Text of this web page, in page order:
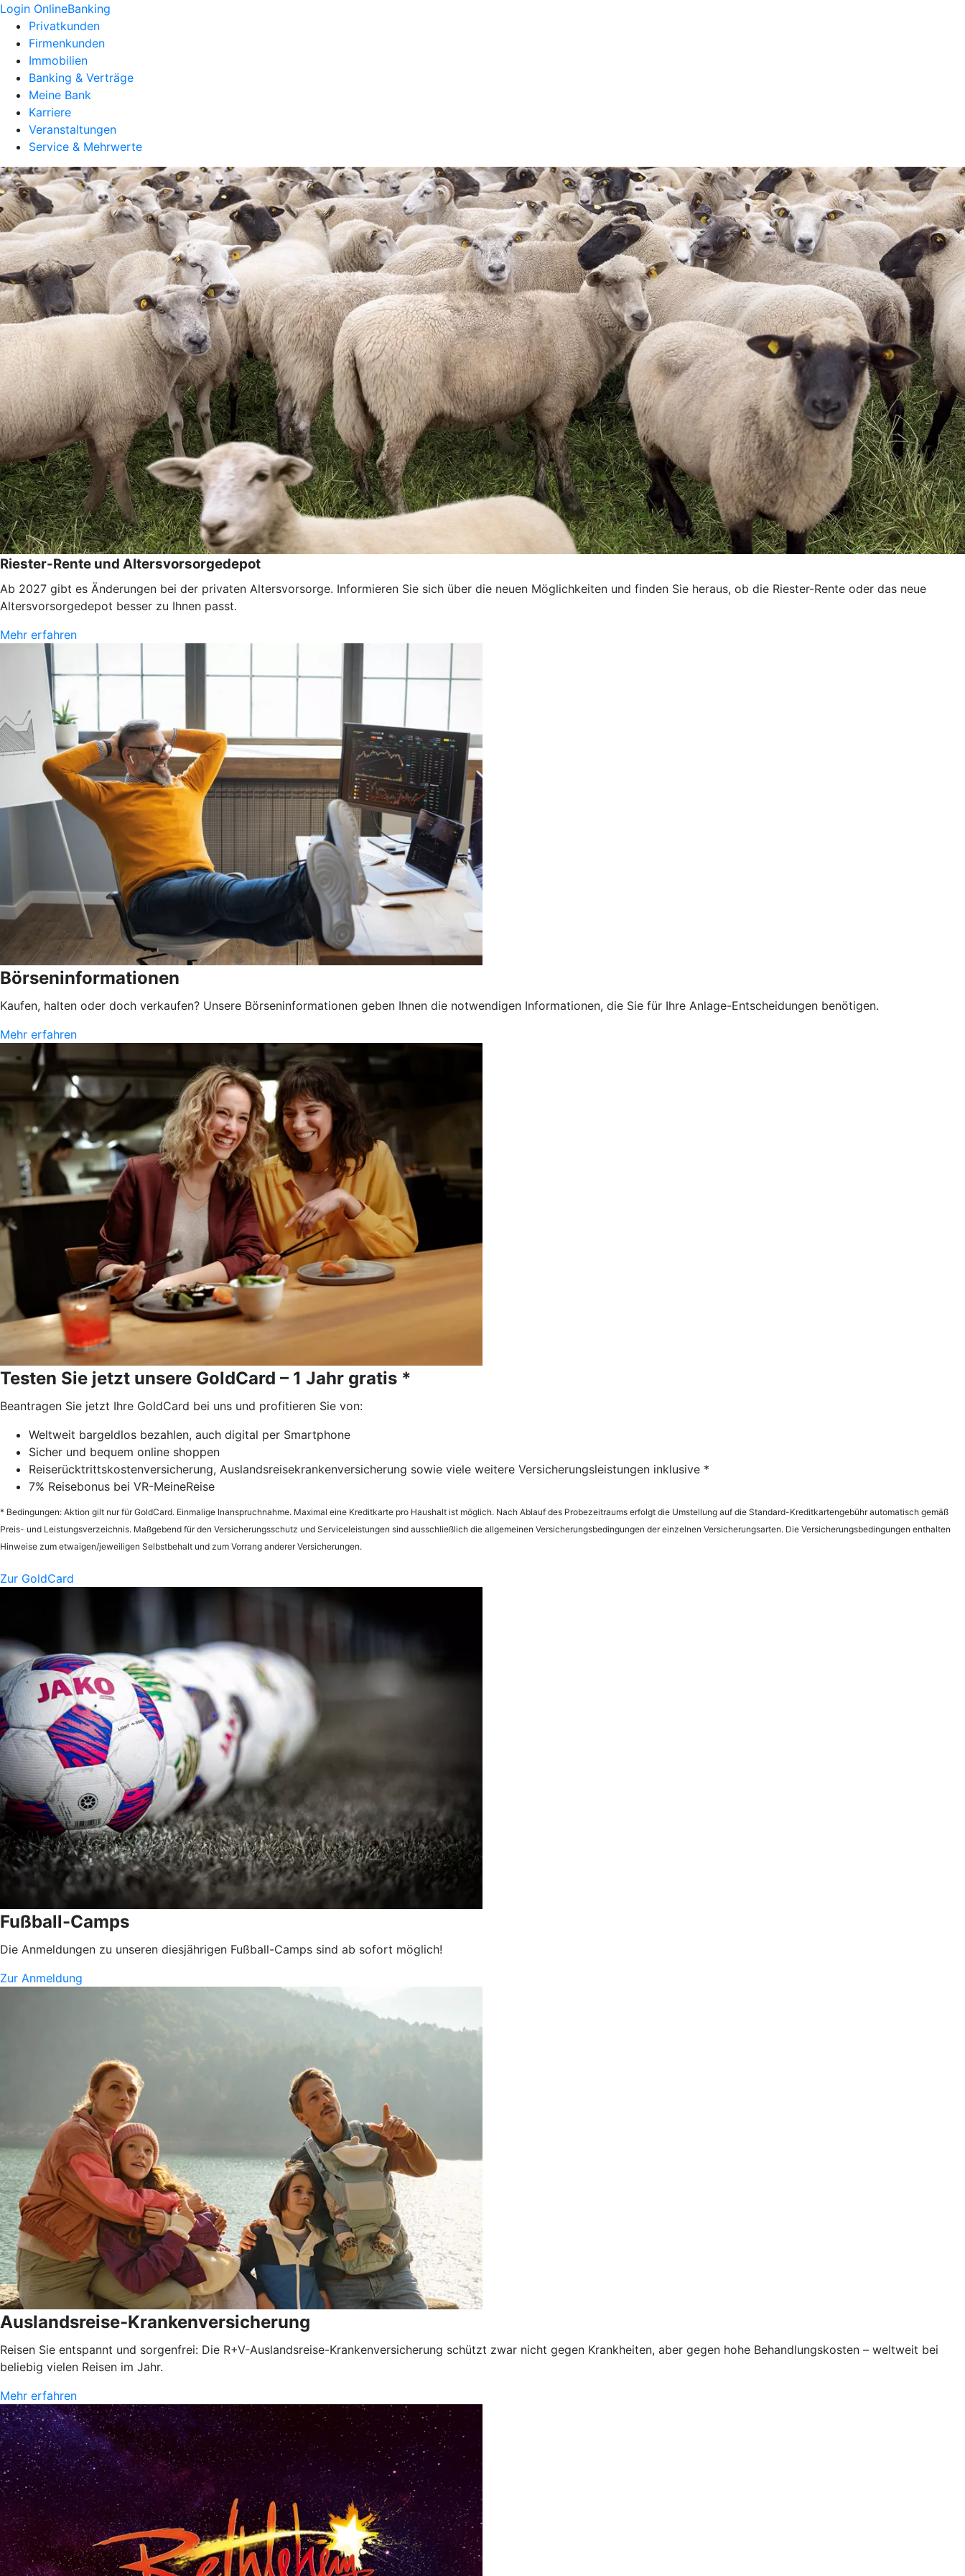
Login OnlineBanking
Privatkunden
Firmenkunden
Immobilien
Banking & Verträge
Meine Bank
Karriere
Veranstaltungen
Service & Mehrwerte
Riester-Rente und Altersvorsorgedepot
Ab 2027 gibt es Änderungen bei der privaten Altersvorsorge. Informieren Sie sich über die neuen Möglichkeiten und finden Sie heraus, ob die Riester-Rente oder das neue
Altersvorsorgedepot besser zu Ihnen passt.
Mehr erfahren
Börseninformationen
Kaufen, halten oder doch verkaufen? Unsere Börseninformationen geben Ihnen die notwendigen Informationen, die Sie für Ihre Anlage-Entscheidungen benötigen.
Mehr erfahren
Testen Sie jetzt unsere GoldCard – 1 Jahr gratis *
Beantragen Sie jetzt Ihre GoldCard bei uns und profitieren Sie von:
Weltweit bargeldlos bezahlen, auch digital per Smartphone
Sicher und bequem online shoppen
Reiserücktrittskostenversicherung, Auslandsreisekrankenversicherung sowie viele weitere Versicherungsleistungen inklusive *
7% Reisebonus bei VR-MeineReise
* Bedingungen: Aktion gilt nur für GoldCard. Einmalige Inanspruchnahme. Maximal eine Kreditkarte pro Haushalt ist möglich. Nach Ablauf des Probezeitraums erfolgt die Umstellung auf die Standard-Kreditkartengebühr automatisch gemäß
Preis- und Leistungsverzeichnis. Maßgebend für den Versicherungsschutz und Serviceleistungen sind ausschließlich die allgemeinen Versicherungsbedingungen der einzelnen Versicherungsarten. Die Versicherungsbedingungen enthalten
Hinweise zum etwaigen/jeweiligen Selbstbehalt und zum Vorrang anderer Versicherungen.
Zur GoldCard
Fußball-Camps
Die Anmeldungen zu unseren diesjährigen Fußball-Camps sind ab sofort möglich!
Zur Anmeldung
Auslandsreise-Krankenversicherung
Reisen Sie entspannt und sorgenfrei: Die R+V-Auslandsreise-Krankenversicherung schützt zwar nicht gegen Krankheiten, aber gegen hohe Behandlungskosten – weltweit bei
beliebig vielen Reisen im Jahr.
Mehr erfahren